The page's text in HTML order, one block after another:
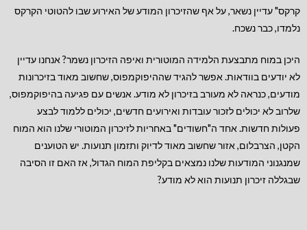
קרקס" עדיין נשאר, על אף שהזיכרון המודע של האירוע שבו להטוטי הקרקס
נלמדו, כבר נשכח.
היכן במוח מתבצעת הלמידה המוטורית ואיפה הזיכרון נשמר? אנחנו עדיין
לא יודעים בוודאות. אפשר להגיד שההיפוקמפוס, שחשוב מאוד בזיכרונות
מודעים, כנראה לא מעורב בזיכרון לא מודע. אנשים עם פגיעה בהיפוקמפוס,
שלרוב לא יכולים לזכור עובדות ואירועים חדשים, יכולים ללמוד לבצע
פעולות חדשות. אחד ה"חשודים" באחריות לזיכרון המוטורי שלנו הוא המוח
הקטן, הצרבלום, אזור שחשוב מאוד לדיוק ותזמון תנועות. יש הטוענים
שמנגנוני המודעות שלנו נמצאים בקליפת המוח הגדול, אז האם זו הסיבה
שבגללה זיכרון תנועות הוא לא מודע?